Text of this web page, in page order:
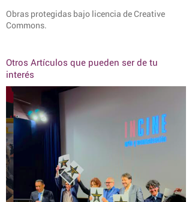
Obras protegidas bajo licencia de Creative
Commons.
Otros Artículos que pueden ser de tu
interés